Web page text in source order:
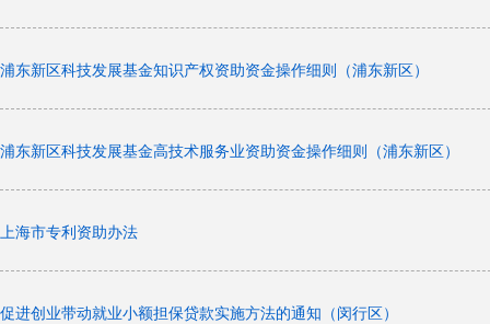
浦东新区科技发展基金知识产权资助资金操作细则（浦东新区）
浦东新区科技发展基金高技术服务业资助资金操作细则（浦东新区）
上海市专利资助办法
促进创业带动就业小额担保贷款实施方法的通知（闵行区）